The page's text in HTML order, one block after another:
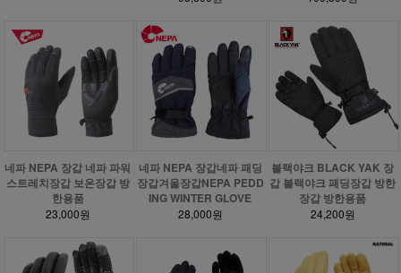
네파 NEPA 장갑 네파 파워
스트레치장갑 보온장갑 방
한용품
23,000원
네파 NEPA 장갑네파 패딩
장갑겨울장갑NEPA PEDD
ING WINTER GLOVE
28,000원
블랙야크 BLACK YAK 장
갑 블랙야크 패딩장갑 방한
장갑 방한용품
24,200원